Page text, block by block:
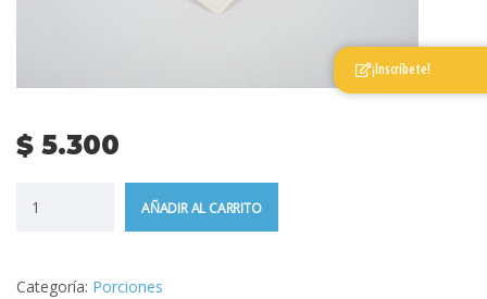
$ 5.300
AÑADIR AL CARRITO
Categoría: Porciones
¡Inscríbete!